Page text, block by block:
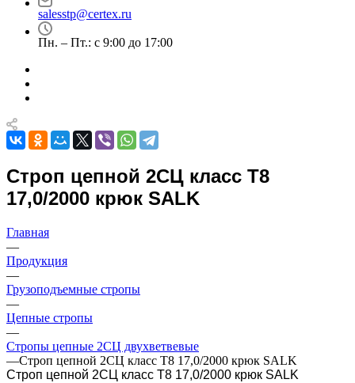
salesstp@certex.ru
Пн. – Пт.: с 9:00 до 17:00
Строп цепной 2СЦ класс Т8
17,0/2000 крюк SALK
Главная
—
Продукция
—
Грузоподъемные стропы
—
Цепные стропы
—
Стропы цепные 2СЦ двухветвевые
—Строп цепной 2СЦ класс Т8 17,0/2000 крюк SALK
Строп цепной 2СЦ класс Т8 17,0/2000 крюк SALK